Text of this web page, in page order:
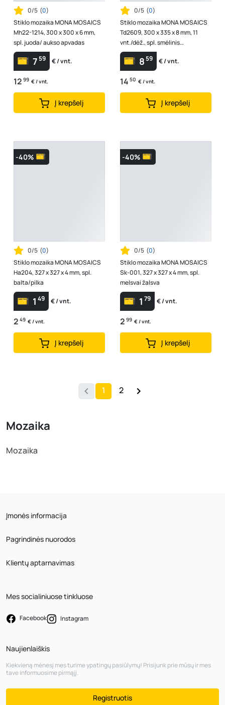
0/5 (0)
Stiklo mozaika MONA MOSAICS
Mh22-1214, 300 x 300 x 6 mm,
spl. juoda/ aukso apvadas
759 € / vnt.
12 99 € / vnt.
Į krepšelį
0/5 (0)
Stiklo mozaika MONA MOSAICS
Td2609, 300 x 335 x 8 mm, 11
vnt./dėž., spl. smėlinis
marmuras/blizgi rusva/blizgus
sidabras
859 € / vnt.
14 50 € / vnt.
Į krepšelį
-40%
0/5 (0)
Stiklo mozaika MONA MOSAICS
Ha204, 327 x 327 x 4 mm, spl.
balta/pilka
1 49 € / vnt.
2 49 € / vnt.
Į krepšelį
-40%
0/5 (0)
Stiklo mozaika MONA MOSAICS
Sk-001, 327 x 327 x 4 mm, spl.
melsvai žalsva
1 79 € / vnt.
2 99 € / vnt.
Į krepšelį
1 2
Mozaika
Mozaika
Įmonės informacija
Pagrindinės nuorodos
Klientų aptarnavimas
Mes socialiniuose tinkluose
Facebook Instagram
Naujienlaiškis
Kiekvieną mėnesį mes turime ypatingų pasiūlymų! Prisijunk prie mūsų ir mes
tave informuosime pirmąjį.
Registruotis